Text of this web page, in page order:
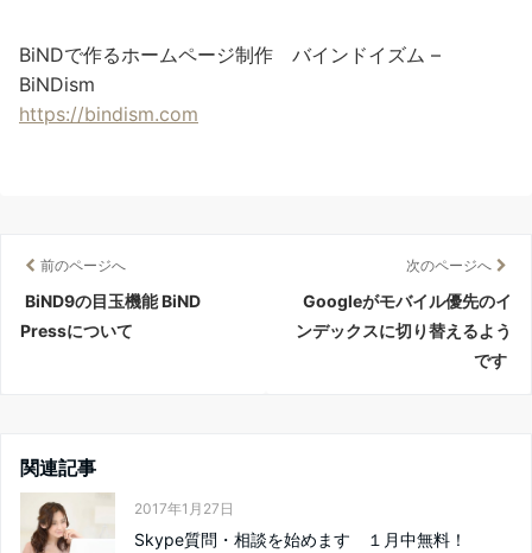
BiNDで作るホームページ制作 バインドイズム –
BiNDism
https://bindism.com
前のページへ
BiND9の目玉機能 BiND
Pressについて
次のページへ
Googleがモバイル優先のイ
ンデックスに切り替えるよう
です
関連記事
2017年1月27日
Skype質問・相談を始めます １月中無料！